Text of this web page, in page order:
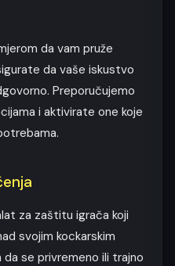
da vam pruže
da vaše iskustvo
Preporučujemo
i aktivirate one koje
za zaštitu igrača koji
svojim kockarskim
da se privremeno ili trajno